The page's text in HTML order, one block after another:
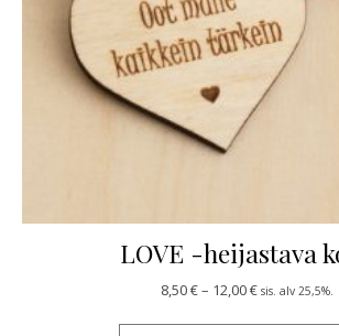
LOVE -heijastava
8,50€– 12,00€Hintaluokka:
sis. alv 25,5%.